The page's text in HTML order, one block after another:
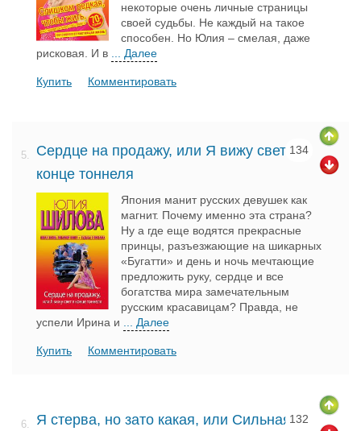
некоторые очень личные страницы
своей судьбы. Не каждый на такое
способен. Но Юлия – смелая, даже
рисковая. И в
... Далее
Купить Комментировать
5.
Сердце на продажу, или Я вижу свет в
конце тоннеля
134
Япония манит русских девушек как
магнит. Почему именно эта страна?
Ну а где еще водятся прекрасные
принцы, разъезжающие на шикарных
«Бугатти» и день и ночь мечтающие
предложить руку, сердце и все
богатства мира замечательным
русским красавицам? Правда, не
успели Ирина и
... Далее
Купить Комментировать
6.
Я стерва, но зато какая, или Сильная132